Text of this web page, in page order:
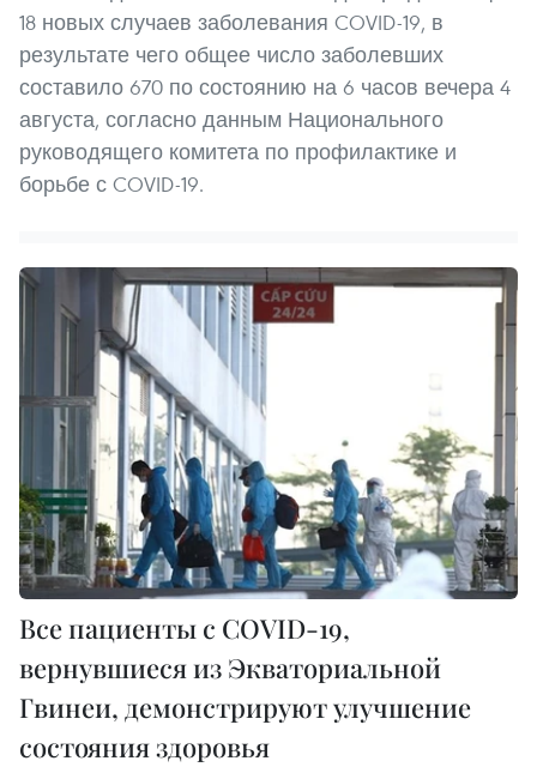
18 новых случаев заболевания COVID-19, в
результате чего общее число заболевших
составило 670 по состоянию на 6 часов вечера 4
августа, согласно данным Национального
руководящего комитета по профилактике и
борьбе с COVID-19.
Все пациенты с COVID-19,
вернувшиеся из Экваториальной
Гвинеи, демонстрируют улучшение
состояния здоровья